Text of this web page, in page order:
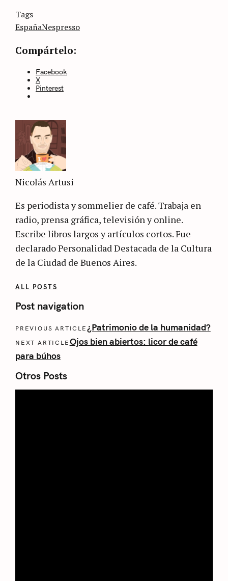
Categories
categoría
Tags
EspañaNespresso
Compártelo:
Facebook
X
Pinterest
Nicolás Artusi
Es periodista y sommelier de café. Trabaja en
radio, prensa gráfica, televisión y online.
Escribe libros largos y artículos cortos. Fue
declarado Personalidad Destacada de la Cultura
de la Ciudad de Buenos Aires.
ALL POSTS
Post navigation
PREVIOUS ARTICLE ¿Patrimonio de la humanidad?
NEXT ARTICLE Ojos bien abiertos: licor de café
para búhos
Otros Posts